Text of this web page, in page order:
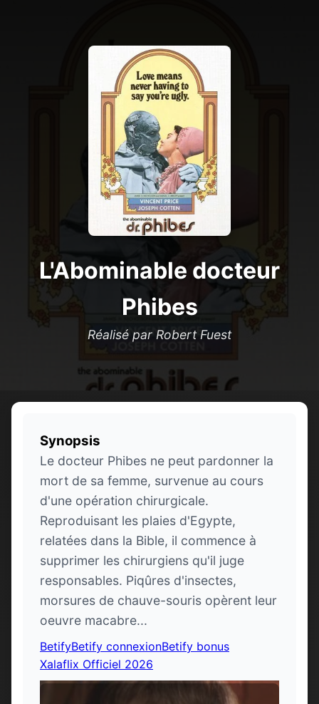
L'Abominable docteur
Phibes
Réalisé par Robert Fuest
Synopsis
Le docteur Phibes ne peut pardonner la
mort de sa femme, survenue au cours
d'une opération chirurgicale.
Reproduisant les plaies d'Egypte,
relatées dans la Bible, il commence à
supprimer les chirurgiens qu'il juge
responsables. Piqûres d'insectes,
morsures de chauve-souris opèrent leur
oeuvre macabre...
BetifyBetify connexionBetify bonus
Xalaflix Officiel 2026